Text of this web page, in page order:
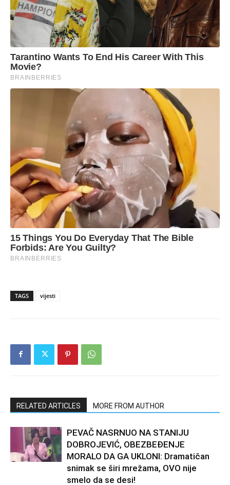
TAGS vijesti
RELATED ARTICLES MORE FROM AUTHOR
PEVAČ NASRNUO NA STANIJU
DOBROJEVIĆ, OBEZBEĐENJE
MORALO DA GA UKLONI: Dramatičan
snimak se širi mrežama, OVO nije
smelo da se desi!